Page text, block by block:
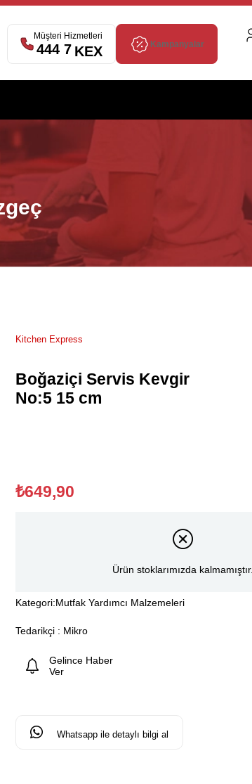
Müşteri Hizmetleri
444 7 539
Kampanyalar
Kitchen Express
Boğaziçi Servis Kevgir
No:5 15 cm
₺649,90
Ürün stoklarımızda kalmamıştır.
Kategori:Mutfak Yardımcı Malzemeleri
Tedarikçi : Mikro
Gelince Haber
Ver
Whatsapp ile detaylı bilgi al